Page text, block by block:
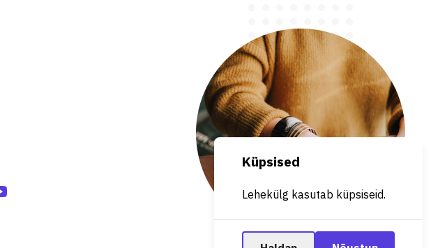
Küpsised
Lehekülg kasutab küpsiseid.